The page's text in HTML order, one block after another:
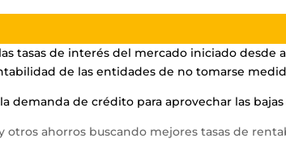
tasas de interés del mercado iniciado desde
de las entidades de no tomarse
demanda de crédito para aprovechar las
otros ahorros buscando mejores tasas de